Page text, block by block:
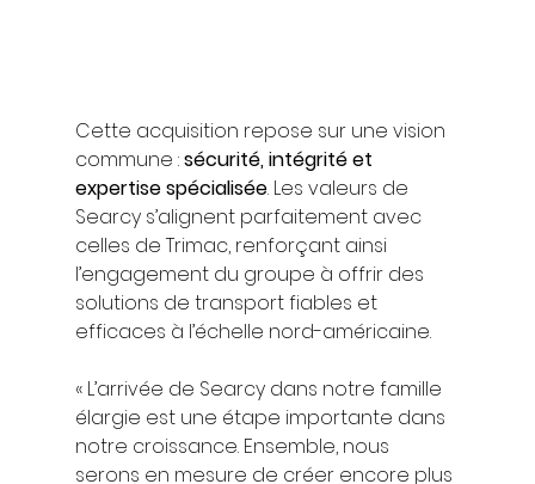
Cette acquisition repose sur une vision
commune : sécurité, intégrité et
expertise spécialisée. Les valeurs de
Searcy s’alignent parfaitement avec
celles de Trimac, renforçant ainsi
l’engagement du groupe à offrir des
solutions de transport fiables et
efficaces à l’échelle nord-américaine.
« L’arrivée de Searcy dans notre famille
élargie est une étape importante dans
notre croissance. Ensemble, nous
serons en mesure de créer encore plus